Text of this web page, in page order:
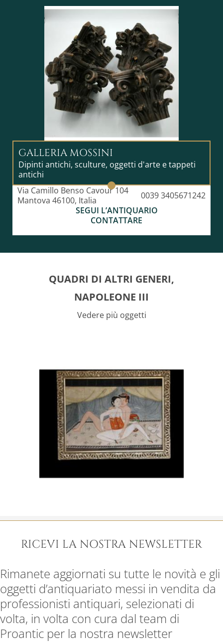
dell’accademismo internazionale. Ricevette numerosi
riconoscimenti ufficiali, fu eletto membrodell’
Académie des Beaux-Arts nel1891 e insignito della
Légion d’honneur. Lefebvre rappresenta uno dei
maestri dell’arte accademica francese della seconda
metà dell’Ottocento, apprezzato tanto per l’eleganza
formale quanto per la sua influenza pedagogica.
GALLERIA MOSSINI
Dipinti antichi, sculture, oggetti d'arte e tappeti
antichi
Via Camillo Benso Cavour 104
Mantova 46100, Italia
0039 3405671242
SEGUI L’ANTIQUARIO
CONTATTARE
QUADRI DI ALTRI GENERI,
NAPOLEONE III
Vedere più oggetti
RICEVI LA NOSTRA NEWSLETTER
Rimanete aggiornati su tutte le novità e gli
oggetti d’antiquariato messi in vendita da
professionisti antiquari, selezionati di
volta, in volta con cura dal team di
Proantic per la nostra newsletter